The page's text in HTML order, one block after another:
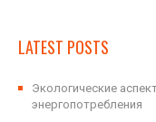
LATEST POSTS
Экологические
энергопотребления